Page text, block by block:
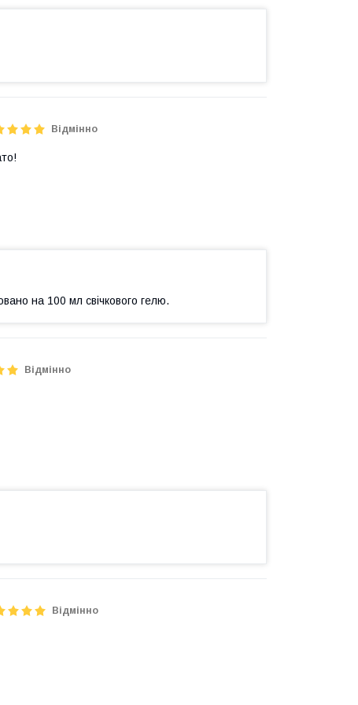
Відмінно
на 100 мл свічкового гелю.
Відмінно
Відмінно